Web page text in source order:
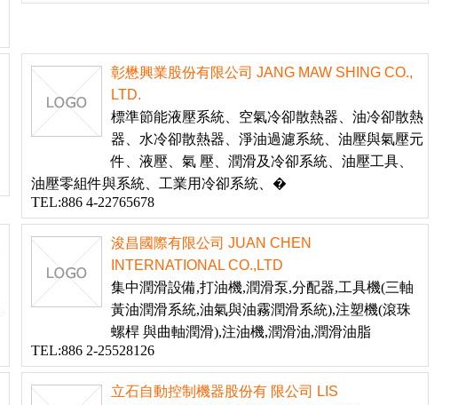
彰懋興業股份有限公司 JANG MAW SHING CO.,
LTD.
標準節能液壓系統、空氣冷卻散熱器、油冷卻散熱
器、水冷卻散熱器、淨油過濾系統、油壓與氣壓元
件、液壓、氣 壓、潤滑及冷卻系統、油壓工具、
油壓零組件與系統、工業用冷卻系統、�
TEL:886 4-22765678
浚昌國際有限公司 JUAN CHEN
INTERNATIONAL CO.,LTD
集中潤滑設備,打油機,潤滑泵,分配器,工具機(三軸
黃油潤滑系統,油氣與油霧潤滑系統),注塑機(滾珠
螺桿 與曲軸潤滑),注油機,潤滑油,潤滑油脂
TEL:886 2-25528126
立石自動控制機器股份有 限公司 LIS